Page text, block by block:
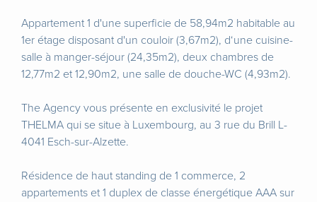
Appartement 1 d'une superficie de 58,94m2 habitable au
1er étage disposant d'un couloir (3,67m2), d‘une cuisine-
salle à manger-séjour (24,35m2), deux chambres de
12,77m2 et 12,90m2, une salle de douche-WC (4,93m2).
The Agency vous présente en exclusivité le projet
THELMA qui se situe à Luxembourg, au 3 rue du Brill L-
4041 Esch-sur-Alzette.
Résidence de haut standing de 1 commerce, 2
appartements et 1 duplex de classe énergétique AAA sur